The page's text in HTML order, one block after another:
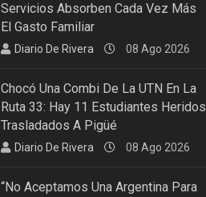
Servicios Absorben Cada Vez Más
El Gasto Familiar
Diario De Rivera 08 Ago 2026
Chocó Una Combi De La UTN En La
Ruta 33: Hay 11 Estudiantes Heridos
Trasladados A Pigüé
Diario De Rivera 08 Ago 2026
“No Aceptamos Una Argentina Para